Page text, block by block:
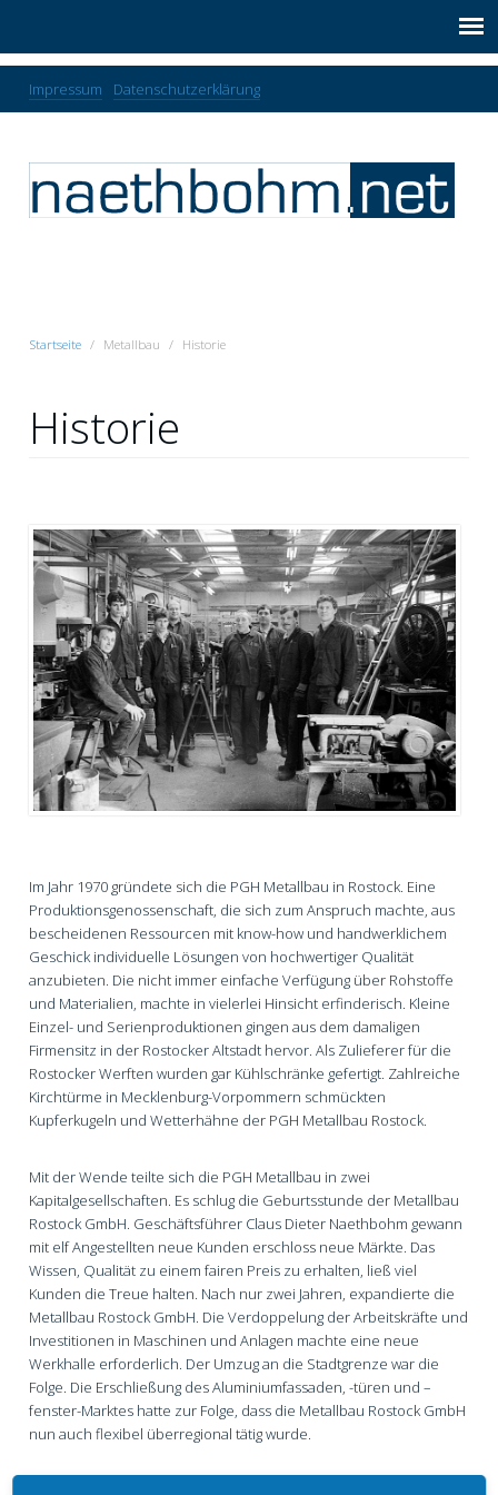
Impressum Datenschutzerklärung
Startseite Metallbau Historie
Historie
Im Jahr 1970 gründete sich die PGH Metallbau in Rostock. Eine
Produktionsgenossenschaft, die sich zum Anspruch machte, aus
bescheidenen Ressourcen mit know-how und handwerklichem
Geschick individuelle Lösungen von hochwertiger Qualität
anzubieten. Die nicht immer einfache Verfügung über Rohstoffe
und Materialien, machte in vielerlei Hinsicht erfinderisch. Kleine
Einzel- und Serienproduktionen gingen aus dem damaligen
Firmensitz in der Rostocker Altstadt hervor. Als Zulieferer für die
Rostocker Werften wurden gar Kühlschränke gefertigt. Zahlreiche
Kirchtürme in Mecklenburg-Vorpommern schmückten
Kupferkugeln und Wetterhähne der PGH Metallbau Rostock.
Mit der Wende teilte sich die PGH Metallbau in zwei
Kapitalgesellschaften. Es schlug die Geburtsstunde der Metallbau
Rostock GmbH. Geschäftsführer Claus Dieter Naethbohm gewann
mit elf Angestellten neue Kunden erschloss neue Märkte. Das
Wissen, Qualität zu einem fairen Preis zu erhalten, ließ viel
Kunden die Treue halten. Nach nur zwei Jahren, expandierte die
Metallbau Rostock GmbH. Die Verdoppelung der Arbeitskräfte und
Investitionen in Maschinen und Anlagen machte eine neue
Werkhalle erforderlich. Der Umzug an die Stadtgrenze war die
Folge. Die Erschließung des Aluminiumfassaden, -türen und –
fenster-Marktes hatte zur Folge, dass die Metallbau Rostock GmbH
nun auch flexibel überregional tätig wurde.